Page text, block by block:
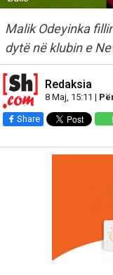
Malik Odeyinka
dytë në klubin e
Redaksia
8 Maj, 15:11 |
Share